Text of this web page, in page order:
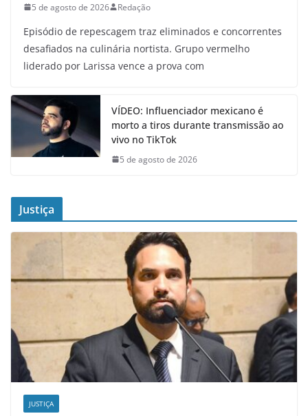
5 de agosto de 2026 Redação
Episódio de repescagem traz eliminados e concorrentes
desafiados na culinária nortista. Grupo vermelho
liderado por Larissa vence a prova com
VÍDEO: Influenciador mexicano é
morto a tiros durante transmissão ao
vivo no TikTok
5 de agosto de 2026
Justiça
JUSTIÇA